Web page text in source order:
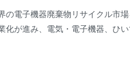
電子機器廃棄物リサイクル市
が進み、電気・電子機器、ひ